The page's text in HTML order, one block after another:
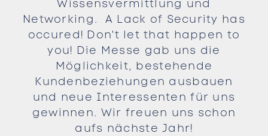
Wissensvermittlung und
Networking. A Lack of Security has
occured! Don't let that happen to
you! Die Messe gab uns die
Möglichkeit, bestehende
Kundenbeziehungen ausbauen
und neue Interessenten für uns
gewinnen. Wir freuen uns schon
aufs nächste Jahr!